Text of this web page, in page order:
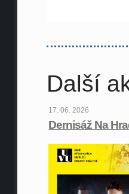
Další
17. 06. 2026
Dernisáž Na